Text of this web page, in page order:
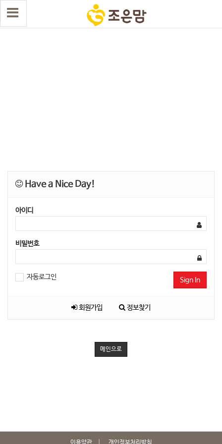
Have a Nice Day!
아이디
비밀번호
자동로그인 Sign In
회원가입 정보찾기
메인으로
이용약관 개인정보처리방침